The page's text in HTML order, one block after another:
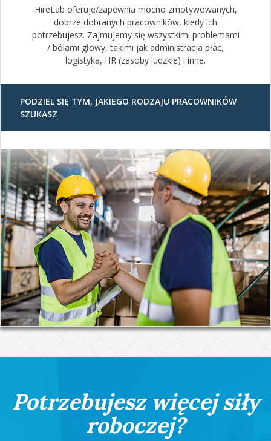
HireLab oferuje/zapewnia mocno zmotywowanych,
dobrze dobranych pracowników, kiedy ich
potrzebujesz. Zajmujemy się wszystkimi problemami
/ bólami głowy, takimi jak administracja płac,
logistyka, HR (zasoby ludzkie) i inne.
PODZIEL SIĘ TYM, JAKIEGO RODZAJU PRACOWNIKÓW
SZUKASZ
Potrzebujesz więcej siły
roboczej?